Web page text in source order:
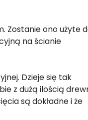
Zostanie ono użyte
na ścianie
Dzieje się tak
z dużą ilością
są dokładne i że